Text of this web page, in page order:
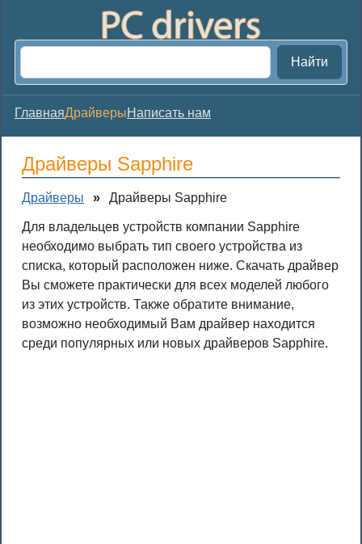
Найти
ГлавнаяДрайверыНаписать нам
Драйверы Sapphire
Драйверы » Драйверы Sapphire
Для владельцев устройств компании Sapphire
необходимо выбрать тип своего устройства из
списка, который расположен ниже. Скачать драйвер
Вы сможете практически для всех моделей любого
из этих устройств. Также обратите внимание,
возможно необходимый Вам драйвер находится
среди популярных или новых драйверов Sapphire.